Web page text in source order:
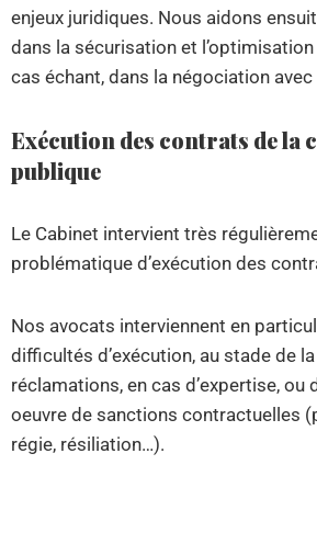
enjeux juridiques. Nous aidons
dans la sécurisation et
cas échant, dans la négociation avec
Exécution des contrats de la
publique
Le Cabinet intervient très
problématique d’exécution des
Nos avocats interviennent en
difficultés d’exécution, au stade de
réclamations, en cas d’expertise, ou
oeuvre de sanctions contractuelles
régie, résiliation…).